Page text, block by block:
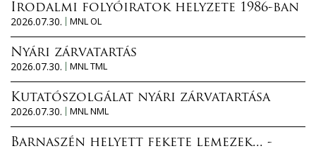
Irodalmi folyóiratok helyzete 1986-ban
2026.07.30.
MNL OL
Nyári zárvatartás
2026.07.30.
MNL TML
Kutatószolgálat nyári zárvatartása
2026.07.30.
MNL NML
Barnaszén helyett fekete lemezek... -